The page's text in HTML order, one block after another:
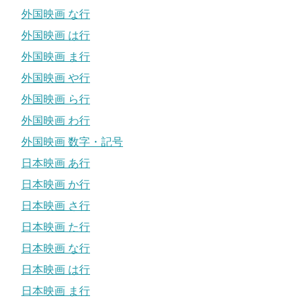
外国映画 な行
外国映画 は行
外国映画 ま行
外国映画 や行
外国映画 ら行
外国映画 わ行
外国映画 数字・記号
日本映画 あ行
日本映画 か行
日本映画 さ行
日本映画 た行
日本映画 な行
日本映画 は行
日本映画 ま行